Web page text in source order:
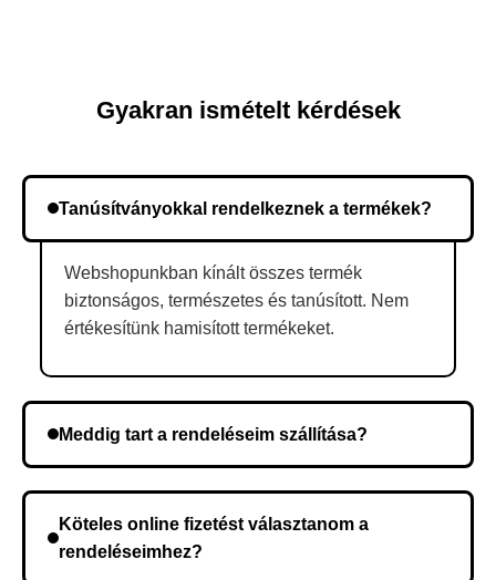
Gyakran ismételt kérdések
Tanúsítványokkal rendelkeznek a termékek?
Webshopunkban kínált összes termék
biztonságos, természetes és tanúsított. Nem
értékesítünk hamisított termékeket.
Meddig tart a rendeléseim szállítása?
kerül, és ez az időtartam függ a szállítási címtől.
Köteles online fizetést választanom a
rendeléseimhez?